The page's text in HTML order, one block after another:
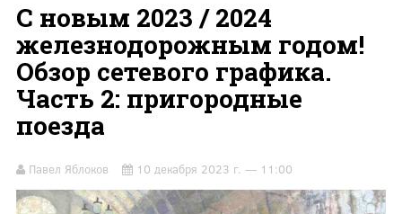
С новым 2023 / 2024
железнодорожным годом!
Обзор сетевого графика.
Часть 2: пригородные
поезда
Павел Яблоков 10 декабря 2023 г. — 11:00